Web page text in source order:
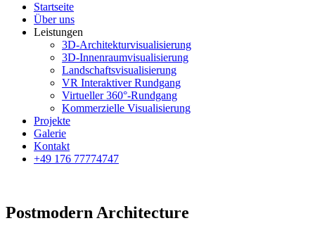
Startseite
Über uns
Leistungen
3D-Architekturvisualisierung
3D-Innenraumvisualisierung
Landschaftsvisualisierung
VR Interaktiver Rundgang
Virtueller 360°-Rundgang
Kommerzielle Visualisierung
Projekte
Galerie
Kontakt
+49 176 77774747
Postmodern Architecture